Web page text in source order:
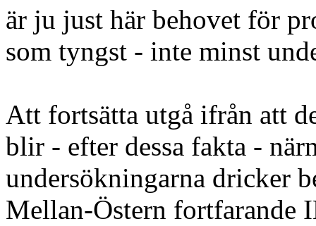
är ju just här behovet för
som tyngst - inte minst
Att fortsätta utgå ifrån att
blir - efter dessa fakta -
undersökningarna dricker
Mellan-Östern